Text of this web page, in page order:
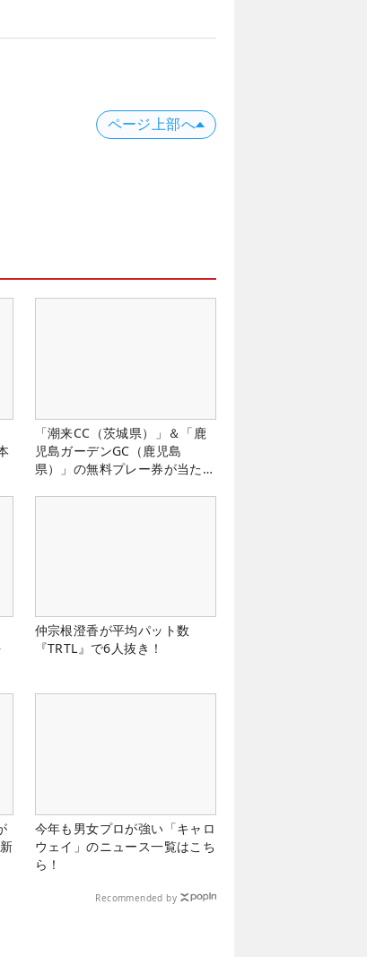
ページ上部へ
「潮来CC（茨城県）」＆「鹿
児島ガーデンGC（鹿児島
県）」の無料プレー券が当た
仲宗根澄香が平均パット数
『TRTL』で6人抜き！
今年も男女プロが強い「キャロ
ウェイ」のニュース一覧はこち
ら！
Recommended by